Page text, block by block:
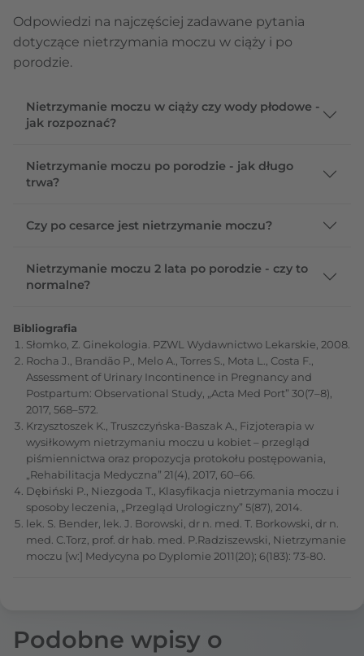
Odpowiedzi na najczęściej zadawane pytania
dotyczące nietrzymania moczu w ciąży i po
porodzie.
Nietrzymanie moczu w ciąży czy wody płodowe -
jak rozpoznać?
Nietrzymanie moczu po porodzie - jak długo
trwa?
Czy po cesarce jest nietrzymanie moczu?
Nietrzymanie moczu 2 lata po porodzie - czy to
normalne?
Bibliografia
Słomko, Z. Ginekologia. PZWL Wydawnictwo Lekarskie, 2008.
Rocha J., Brandão P., Melo A., Torres S., Mota L., Costa F.,
Assessment of Urinary Incontinence in Pregnancy and
Postpartum: Observational Study, „Acta Med Port” 30(7–8),
2017, 568–572.
Krzysztoszek K., Truszczyńska-Baszak A., Fizjoterapia w
wysiłkowym nietrzymaniu moczu u kobiet – przegląd
piśmiennictwa oraz propozycja protokołu postępowania,
„Rehabilitacja Medyczna” 21(4), 2017, 60–66.
Dębiński P., Niezgoda T., Klasyfikacja nietrzymania moczu i
sposoby leczenia, „Przegląd Urologiczny” 5(87), 2014.
lek. S. Bender, lek. J. Borowski, dr n. med. T. Borkowski, dr n.
med. C.Torz, prof. dr hab. med. P.Radziszewski, Nietrzymanie
moczu [w:] Medycyna po Dyplomie 2011(20); 6(183): 73-80.
Podobne wpisy o